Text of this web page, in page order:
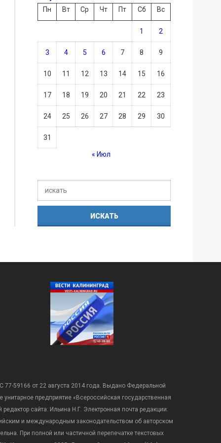
Пн
Вт Ср Чт Пт Сб Вс
1 2
3 4 5 6 7 8 9
10 11 12 13 14 15 16
17 18 19 20 21 22 23
24 25 26 27 28 29 30
31
« Июл
59166 от 22 августа 2014 года. Выдано Федеральной
предприятие «Всероссийская государственная
сайта: Ильина Н.Г. Электронная почта редакции:
и международным законодательством об авторском
При полной или частичной перепечатке текстовых